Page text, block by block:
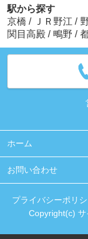
駅から探す
京橋 / ＪＲ野江 /
関目高殿 / 鴫野 /
ホーム
お問い合わせ
プライバシーポリ
Copyright(c) サ